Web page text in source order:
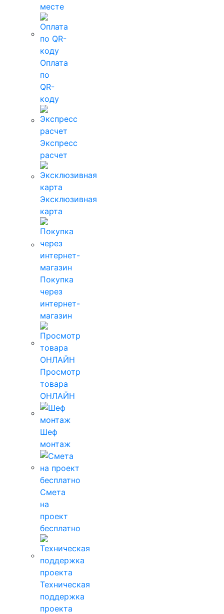
месте
Оплата
по
QR-
коду
Экспресс
расчет
Эксклюзивная
карта
Покупка
через
интернет-
магазин
Просмотр
товара
ОНЛАЙН
Шеф
монтаж
Смета
на
проект
бесплатно
Техническая
поддержка
проекта